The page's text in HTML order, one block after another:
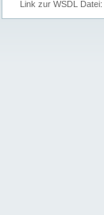
Link zur WSDL Datei: